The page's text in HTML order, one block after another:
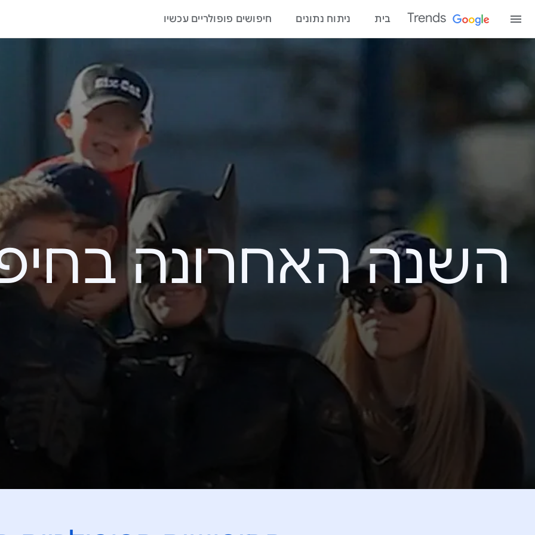
Trends בית ניתוח נתונים חיפושים פופולריים עכשיו
השנה האחרונה בחיפוש